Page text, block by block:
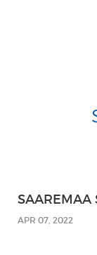
SAAREMAA
APR 07, 2022